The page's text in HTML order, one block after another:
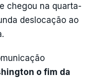
chegou na quarta-
deslocação ao
o fim da